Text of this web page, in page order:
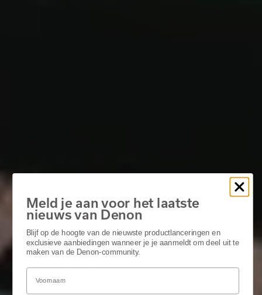
Meld je aan voor het laatste
nieuws van Denon
Blijf op de hoogte van de nieuwste productlanceringen en
exclusieve aanbiedingen wanneer je je aanmeldt om deel uit te
maken van de Denon-community.